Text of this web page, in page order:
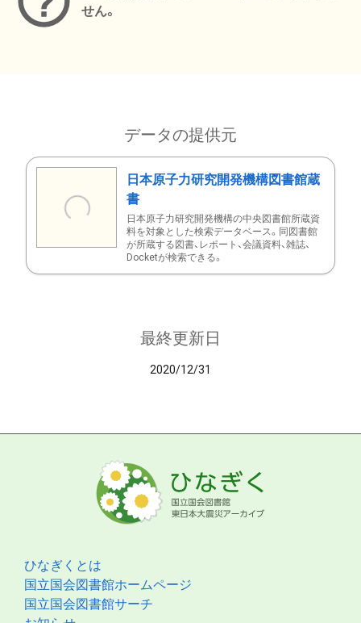
せん。
データの提供元
日本原子力研究開発機構図書館蔵
書
日本原子力研究開発機構の中央図書館所蔵資
料を対象とした検索データベース。同図書館
が所蔵する図書、レポート、会議資料、雑誌、
Docketが検索できる。
最終更新日
2020/12/31
ひなぎくとは
国立国会図書館ホームページ
国立国会図書館サーチ